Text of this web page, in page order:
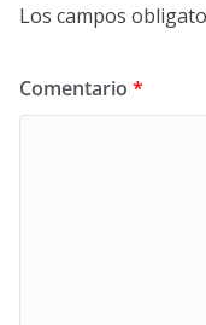
Los campos
Comentario *